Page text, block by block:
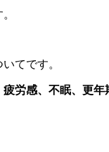
てです。
労感、不眠、更年